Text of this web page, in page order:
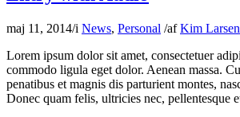
maj 11, 2014/i News, Personal /afKim Larsen
Lorem ipsum dolor sit amet, consectetuer
commodo ligula eget dolor. Aenean massa.
penatibus et magnis dis parturient montes,
Donec quam felis, ultricies nec, pellentesque